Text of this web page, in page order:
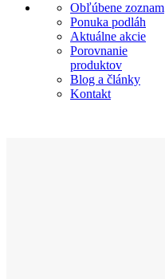
Obľúbene zoznam
Ponuka podláh
Aktuálne akcie
Porovnanie
produktov
Blog a články
Kontakt